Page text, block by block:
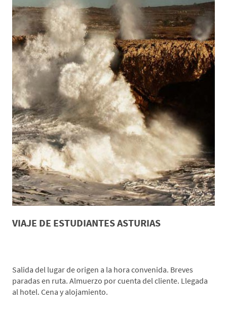
VIAJE DE ESTUDIANTES ASTURIAS
Salida del lugar de origen a la hora convenida. Breves
paradas en ruta. Almuerzo por cuenta del cliente. Llegada
al hotel. Cena y alojamiento.